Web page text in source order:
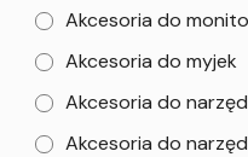
Akcesoria do
Akcesoria do myjek
Akcesoria do
Akcesoria do